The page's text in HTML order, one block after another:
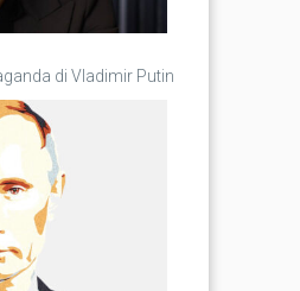
di Vladimir Putin